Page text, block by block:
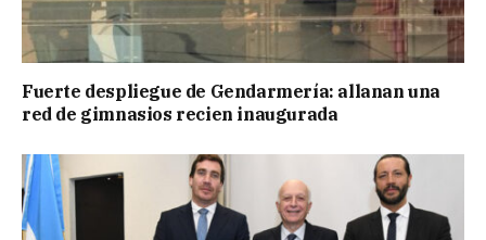
Fuerte despliegue de Gendarmería: allanan una
red de gimnasios recien inaugurada